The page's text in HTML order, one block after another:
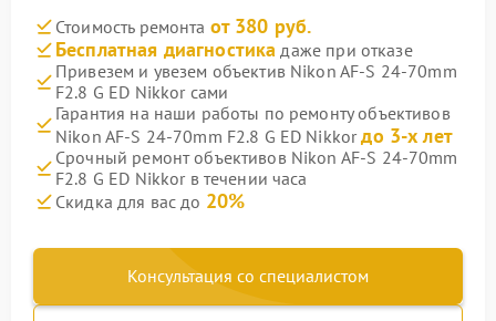
Стоимость ремонта от 380 руб.
Бесплатная диагностика даже при отказе
Привезем и увезем объектив Nikon AF-S 24-70mm
F2.8 G ED Nikkor сами
Гарантия на наши работы по ремонту объективов
Nikon AF-S 24-70mm F2.8 G ED Nikkorдо 3-х лет
Срочный ремонт объективов Nikon AF-S 24-70mm
F2.8 G ED Nikkor в течении часа
Скидка для вас до 20%
Консультация со специалистом